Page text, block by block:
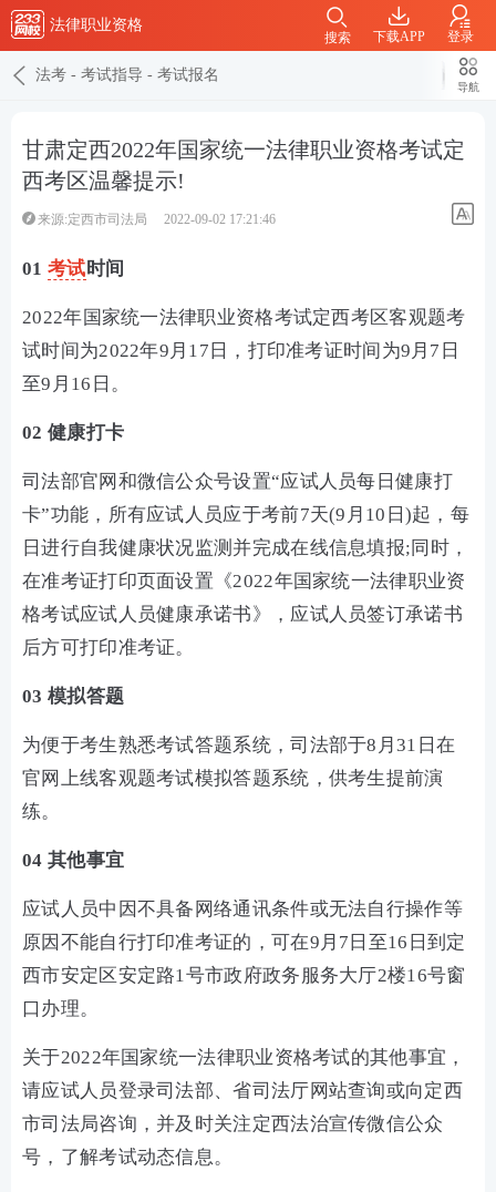
法律职业资格
下载APP 登录
搜索
法考 - 考试指导 - 考试报名
导航
甘肃定西2022年国家统一法律职业资格考试定
西考区温馨提示!
来源:定西市司法局 2022-09-02 17:21:46
01 考试时间
2022年国家统一法律职业资格考试定西考区客观题考
试时间为2022年9月17日，打印准考证时间为9月7日
至9月16日。
02 健康打卡
司法部官网和微信公众号设置“应试人员每日健康打
卡”功能，所有应试人员应于考前7天(9月10日)起，每
日进行自我健康状况监测并完成在线信息填报;同时，
在准考证打印页面设置《2022年国家统一法律职业资
格考试应试人员健康承诺书》，应试人员签订承诺书
后方可打印准考证。
03 模拟答题
为便于考生熟悉考试答题系统，司法部于8月31日在
官网上线客观题考试模拟答题系统，供考生提前演
练。
04 其他事宜
应试人员中因不具备网络通讯条件或无法自行操作等
原因不能自行打印准考证的，可在9月7日至16日到定
西市安定区安定路1号市政府政务服务大厅2楼16号窗
口办理。
关于2022年国家统一法律职业资格考试的其他事宜，
请应试人员登录司法部、省司法厅网站查询或向定西
市司法局咨询，并及时关注定西法治宣传微信公众
号，了解考试动态信息。